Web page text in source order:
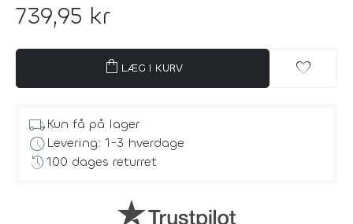
739,95 kr
shopping_bag LÆG I KURV favorite
local_shippingKun få på lager
scheduleLevering: 1-3 hverdage
history100 dages returret